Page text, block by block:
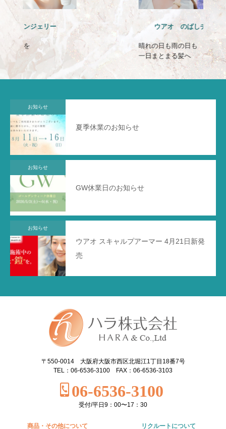
ウアオ のばしチャオ ミルク
晴れの日も雨の日も
一日まとまる髪へ
お知らせ
夏季休業のお知らせ
お知らせ
GW休業日のお知らせ
お知らせ
ウアオ スキャルプアーマー 4月21日新発
売
〒550-0014 大阪府大阪市西区北堀江1丁目18番7号
TEL：06-6536-3100 FAX：06-6536-3103
06-6536-3100
受付/平日9：00〜17：30
商品・その他について リクルートについて